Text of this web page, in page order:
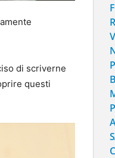
di scriverne
questi